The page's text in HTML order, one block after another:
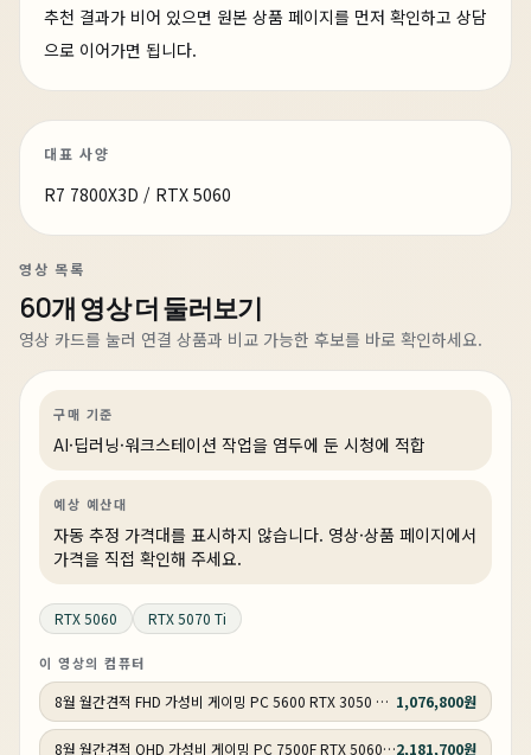
추천 결과가 비어 있으면 원본 상품 페이지를 먼저 확인하고 상담
으로 이어가면 됩니다.
대표 사양
R7 7800X3D / RTX 5060
영상 목록
60개 영상 더 둘러보기
영상 카드를 눌러 연결 상품과 비교 가능한 후보를 바로 확인하세요.
AI·딥러닝
5일 전
최소한의 가격으로 최선의 성능을 담은 PC
구매 기준
AI·딥러닝·워크스테이션 작업을 염두에 둔 시청에 적합
예상 예산대
자동 추정 가격대를 표시하지 않습니다. 영상·상품 페이지에서
가격을 직접 확인해 주세요.
RTX 5060 RTX 5070 Ti
이 영상의 컴퓨터
8월 월간견적 FHD 가성비 게이밍 PC 5600 RTX 3050 GY513 1,076,800원
8월 월간견적 QHD 가성비 게이밍 PC 7500F RTX 5060 GY5142,181,700원